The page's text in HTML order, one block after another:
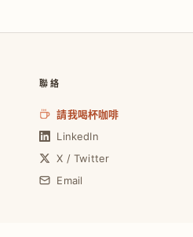
聯絡
請我喝杯咖啡
LinkedIn
X / Twitter
Email